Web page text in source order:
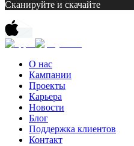
Сканируйте и скачайте
О нас
Кампании
Проекты
Карьера
Новости
Блог
Поддержка клиентов
Контакт